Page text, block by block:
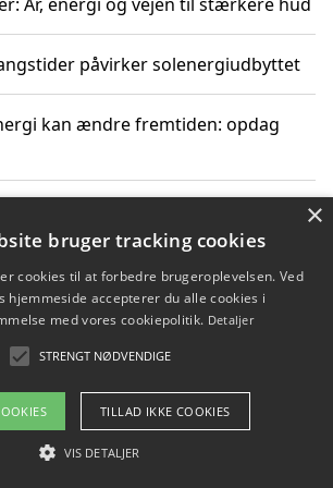
påvirker solenergiudbyttet
kan ændre fremtiden: opdag
på energispørgsmål om
2026 - Pilanto Aps
kontakt
Blog Betingelser
×
bruger tracking cookies
cookies til at forbedre brugeroplevelsen. Ved
hjemmeside accepterer du alle cookies i
med vores cookiepolitik. Detaljer
STRENGT NØDVENDIGE
TILLAD IKKE COOKIES
VIS DETALJER